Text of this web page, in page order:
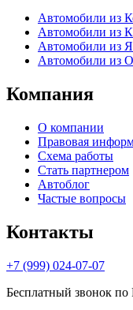
Автомобили из
Автомобили из
Автомобили из
Автомобили из
Компания
О компании
Правовая
Схема работы
Стать партнером
Автоблог
Частые вопросы
Контакты
+7 (999) 024-07-07
Бесплатный звонок по